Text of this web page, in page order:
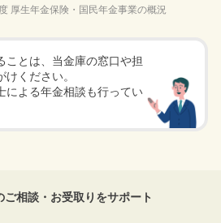
厚生年金保険・国民年金事業の概況
とは、 当金庫の窓口や担
ください。
による年金相談も行ってい
ご相談・お受取りをサポート